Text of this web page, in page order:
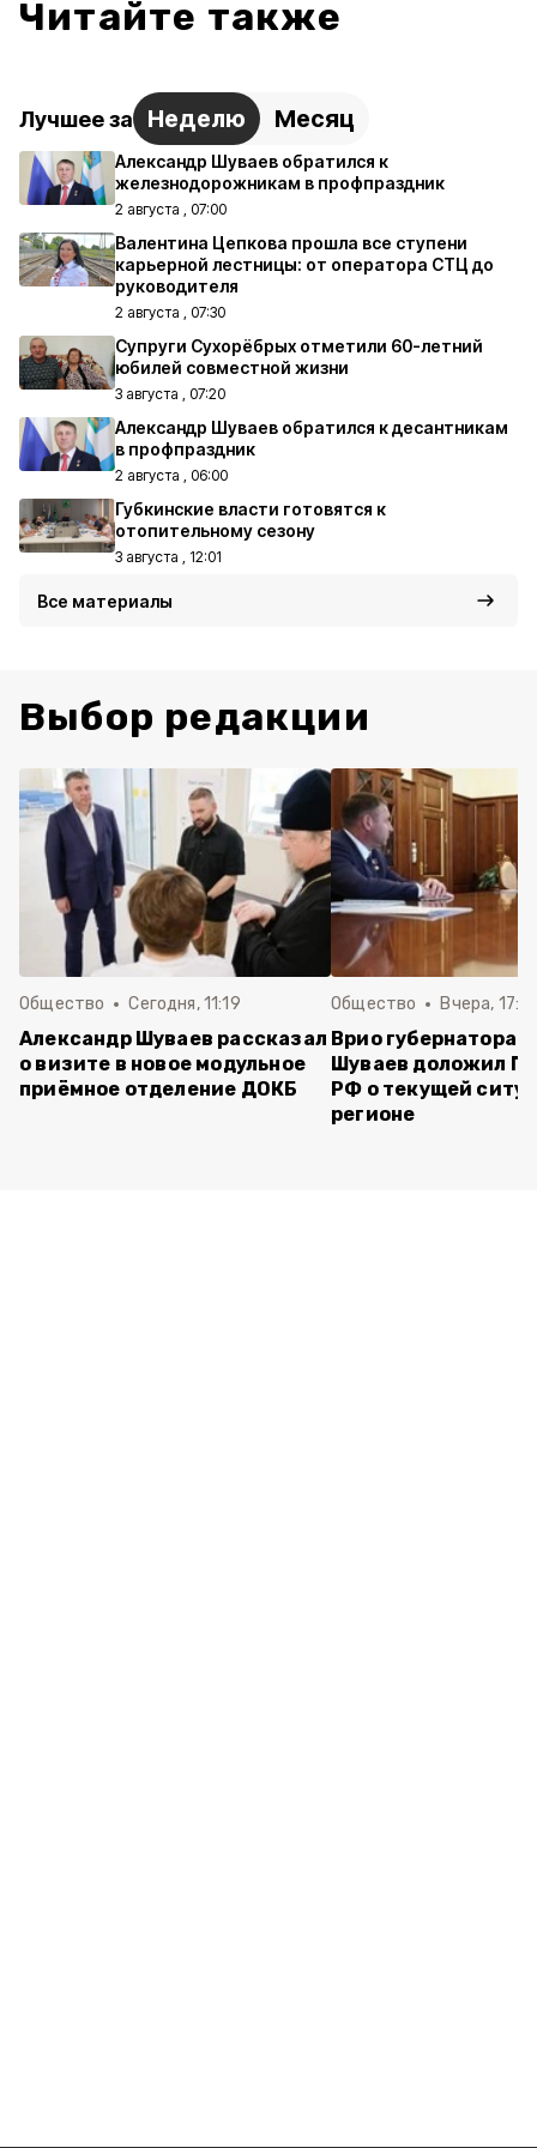
Читайте также
Лучшее за Неделю Месяц
Александр Шуваев обратился к
железнодорожникам в профпраздник
2 августа , 07:00
Валентина Цепкова прошла все ступени
карьерной лестницы: от оператора СТЦ до
руководителя
2 августа , 07:30
Супруги Сухорёбрых отметили 60-летний
юбилей совместной жизни
3 августа , 07:20
Александр Шуваев обратился к десантникам
в профпраздник
2 августа , 06:00
Губкинские власти готовятся к
отопительному сезону
3 августа , 12:01
Все материалы
Выбор редакции
Общество Сегодня, 11:19
Александр Шуваев рассказал
о визите в новое модульное
приёмное отделение ДОКБ
Общество Вчера,
Врио губернатора
Шуваев доложил
РФ о текущей
регионе